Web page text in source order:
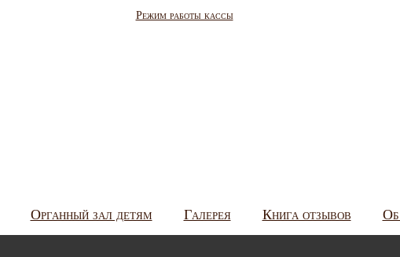
Режим работы кассы
Органный зал детям Галерея Книга отзывов Об